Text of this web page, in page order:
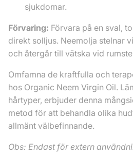
sjukdomar.
Förvaring: Förvara på en sval,
direkt solljus. Neemolja stelnar
och återgår till vätska vid
Omfamna de kraftfulla och
hos Organic Neem Virgin Oil.
hårtyper, erbjuder denna
metod för att behandla olika
allmänt välbefinnande.
Obs: Endast för extern